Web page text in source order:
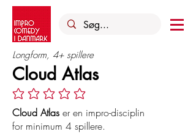
Longform, 4+ spillere
Cloud Atlas
Ingen bedømmelser endnu
Cloud Atlas er en impro-disciplin
for minimum 4 spillere.